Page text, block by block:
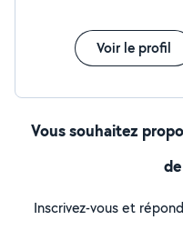
Voir le profil
Vous souhaitez
Inscrivez-vous et